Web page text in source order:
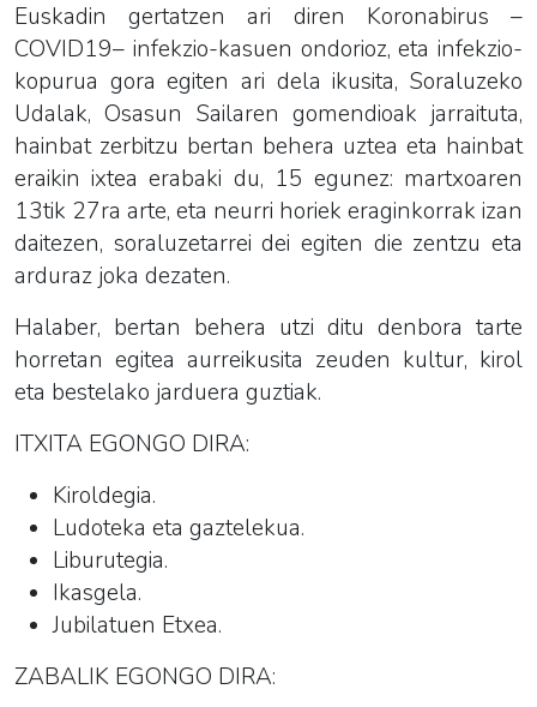
Euskadin gertatzen ari diren Koronabirus –
COVID19– infekzio-kasuen ondorioz, eta infekzio-
kopurua gora egiten ari dela ikusita, Soraluzeko
Udalak, Osasun Sailaren gomendioak jarraituta,
hainbat zerbitzu bertan behera uztea eta hainbat
eraikin ixtea erabaki du, 15 egunez: martxoaren
13tik 27ra arte, eta neurri horiek eraginkorrak izan
daitezen, soraluzetarrei dei egiten die zentzu eta
arduraz joka dezaten.
Halaber, bertan behera utzi ditu denbora tarte
horretan egitea aurreikusita zeuden kultur, kirol
eta bestelako jarduera guztiak.
ITXITA EGONGO DIRA:
Kiroldegia.
Ludoteka eta gaztelekua.
Liburutegia.
Ikasgela.
Jubilatuen Etxea.
ZABALIK EGONGO DIRA: